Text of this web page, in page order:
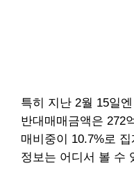
특히 지난 2월 15일엔
반대매매금액은 272
매비중이 10.7%로
정보는 어디서 볼 수